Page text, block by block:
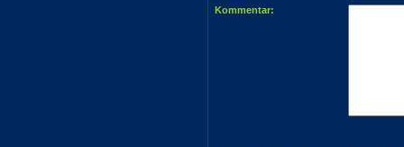
Kommentar: